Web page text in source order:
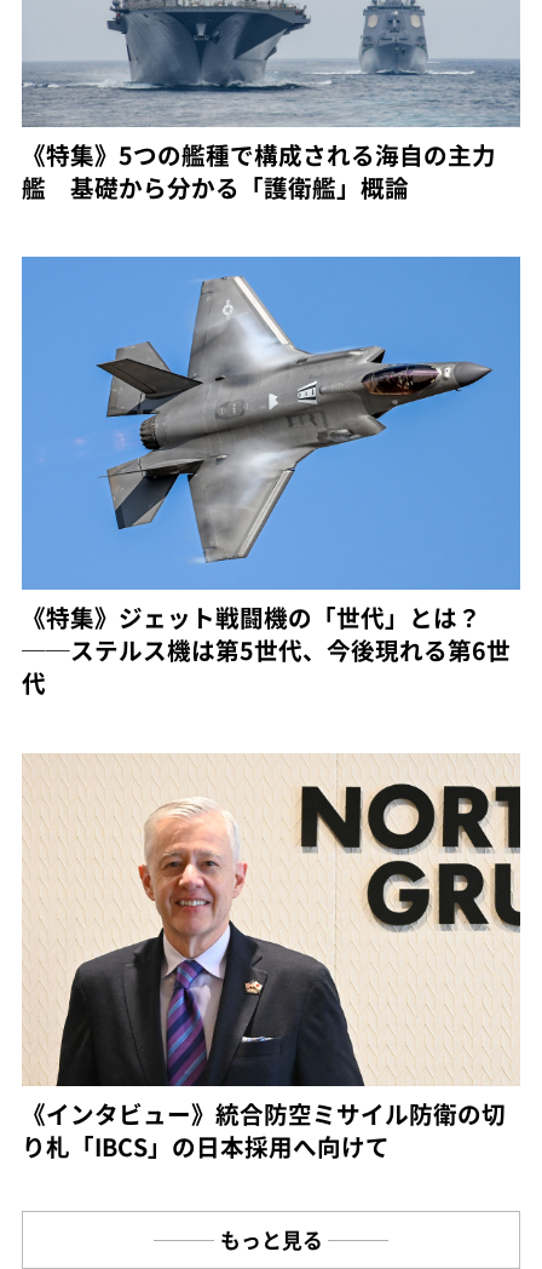
《特集》5つの艦種で構成される海自の主力
艦 基礎から分かる「護衛艦」概論
《特集》ジェット戦闘機の「世代」とは？
──ステルス機は第5世代、今後現れる第6世
代
《インタビュー》統合防空ミサイル防衛の切
り札「IBCS」の日本採用へ向けて
もっと見る